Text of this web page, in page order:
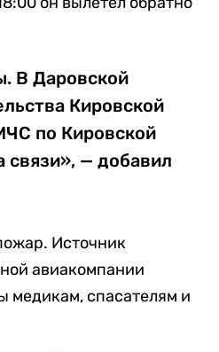
В Даровской
Кировской
по Кировской
связи», — добавил
Источник
авиакомпании
медикам, спасателям и